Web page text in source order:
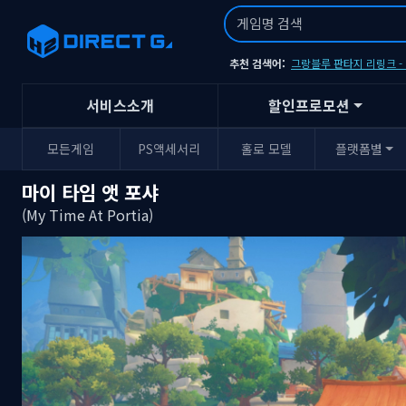
추천 검색어: 그랑블루 판타지 리링크
서비스소개 할인프로모션
모든게임 PS액세서리 홀로 모델 플랫폼별
마이 타임 앳 포샤
(My Time At Portia)